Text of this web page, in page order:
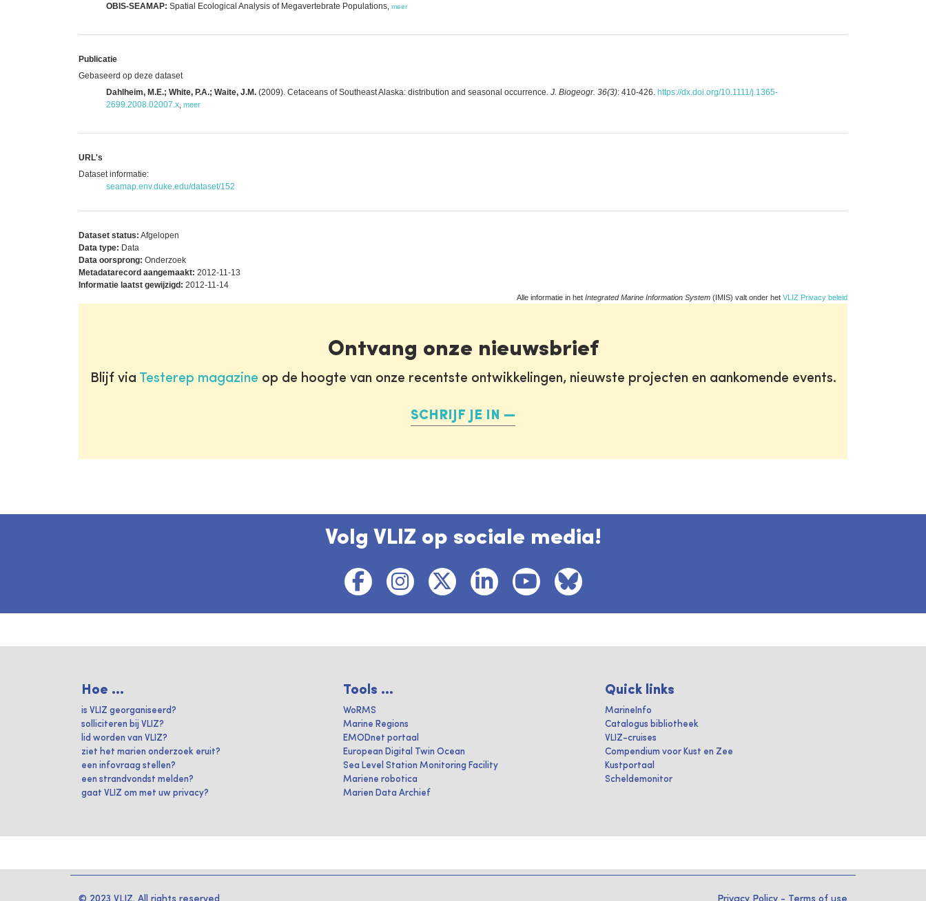
OBIS-SEAMAP: Spatial Ecological Analysis of Megavertebrate Populations, meer
Publicatie
Gebaseerd op deze dataset
Dahlheim, M.E.; White, P.A.; Waite, J.M. (2009). Cetaceans of Southeast Alaska: distribution and seasonal occurrence. J. Biogeogr. 36(3): 410-426. https://dx.doi.org/10.1111/j.1365-
2699.2008.02007.x meer
URL's
Dataset informatie:
seamap.env.duke.edu/dataset/152
Dataset status: Afgelopen
Data type: Data
Data oorsprong: Onderzoek
Metadatarecord aangemaakt: 2012-11-13
Informatie laatst gewijzigd: 2012-11-14
Alle informatie in het Integrated Marine Information System (IMIS) valt onder het VLIZ Privacy beleid
Ontvang onze nieuwsbrief
Blijf via Testerep magazine op de hoogte van onze recentste ontwikkelingen, nieuwste projecten en aankomende events.
SCHRIJF JE IN
Volg VLIZ op sociale media!
Hoe ...
is VLIZ georganiseerd?
solliciteren bij VLIZ?
lid worden van VLIZ?
ziet het marien onderzoek eruit?
een infovraag stellen?
een strandvondst melden?
gaat VLIZ om met uw privacy?
Tools ...
WoRMS
Marine Regions
EMODnet portaal
European Digital Twin Ocean
Sea Level Station Monitoring Facility
Mariene robotica
Marien Data Archief
Quick links
MarineInfo
Catalogus bibliotheek
VLIZ-cruises
Compendium voor Kust en Zee
Kustportaal
Scheldemonitor
© 2023 VLIZ. All rights reserved Privacy Policy - Terms of use